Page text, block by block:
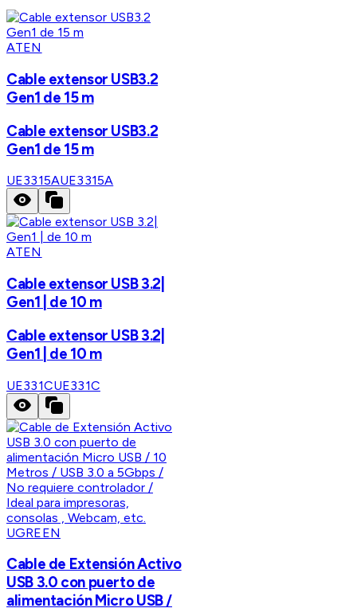
ATEN
Cable extensor USB3.2
Gen1 de 15 m
Cable extensor USB3.2
Gen1 de 15 m
UE3315AUE3315A
ATEN
Cable extensor USB 3.2|
Gen1 | de 10 m
Cable extensor USB 3.2|
Gen1 | de 10 m
UE331CUE331C
UGREEN
Cable de Extensión Activo
USB 3.0 con puerto de
alimentación Micro USB /